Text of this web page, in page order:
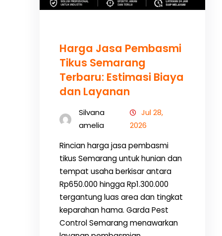
Harga Jasa Pembasmi
Tikus Semarang
Terbaru: Estimasi Biaya
dan Layanan
Silvana
amelia
Jul 28,
2026
Rincian harga jasa pembasmi
tikus Semarang untuk hunian dan
tempat usaha berkisar antara
Rp650.000 hingga Rp1.300.000
tergantung luas area dan tingkat
keparahan hama. Garda Pest
Control Semarang menawarkan